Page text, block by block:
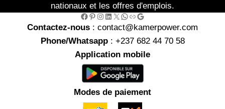
nationaux et les offres d'emplois.
Facebook Pinterest Instagram LinkedIn X WhatsApp Link Google
Contactez-nous : contact@kamerpower.com
Phone/Whatsapp: +237 682 44 70 58
Application mobile
Modes de paiement